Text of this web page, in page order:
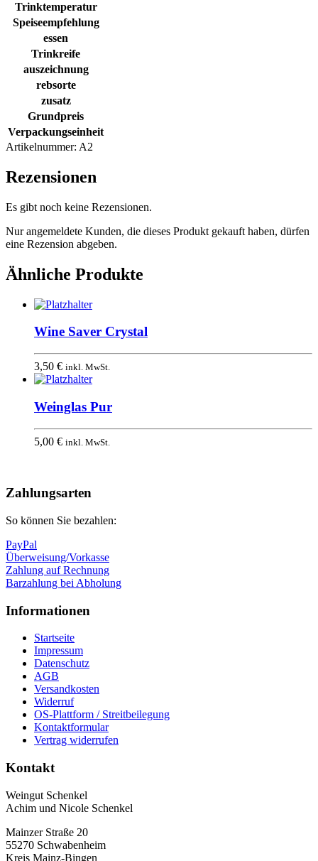
Trinktemperatur
Speiseempfehlung
essen
Trinkreife
auszeichnung
rebsorte
zusatz
Grundpreis
Verpackungseinheit
Artikelnummer: A2
Rezensionen
Es gibt noch keine Rezensionen.
Nur angemeldete Kunden, die dieses Produkt gekauft haben, dürfen
eine Rezension abgeben.
Ähnliche Produkte
Wine Saver Crystal
3,50 € inkl. MwSt.
Weinglas Pur
5,00 € inkl. MwSt.
oben
Zahlungsarten
So können Sie bezahlen:
PayPal
Überweisung/Vorkasse
Zahlung auf Rechnung
Barzahlung bei Abholung
Informationen
Startseite
Impressum
Datenschutz
AGB
Versandkosten
Widerruf
OS-Plattform / Streitbeilegung
Kontaktformular
Vertrag widerrufen
Kontakt
Weingut Schenkel
Achim und Nicole Schenkel
Mainzer Straße 20
55270 Schwabenheim
Kreis Mainz-Bingen